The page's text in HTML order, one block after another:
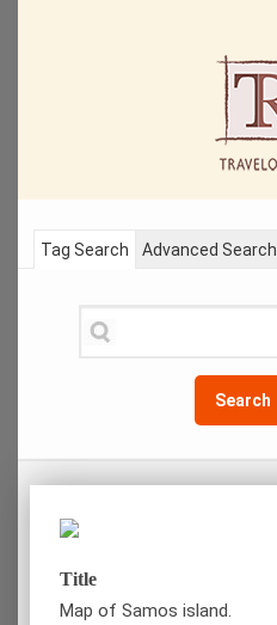
Tag Search
Search
Advanced Search
Title
Map of Samos island.